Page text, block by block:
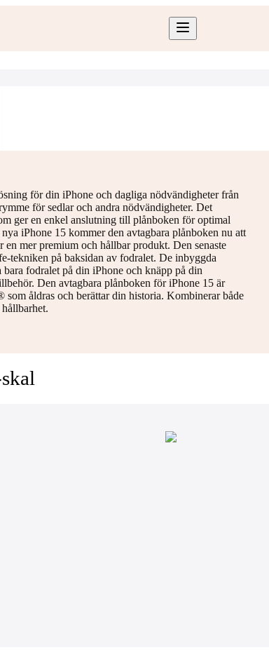
för din iPhone och dagliga nödvändigheter från
för sedlar och andra nödvändigheter. Det
ger en enkel anslutning till plånboken för optimal
iPhone 15 kommer den avtagbara plånboken nu att
mer premium och hållbar produkt. Den senaste
tekniken på baksidan av fodralet. De inbyggda
fodralet på din iPhone och knäpp på din
Den avtagbara plånboken för iPhone 15 är
åldras och berättar din historia. Kombinerar både